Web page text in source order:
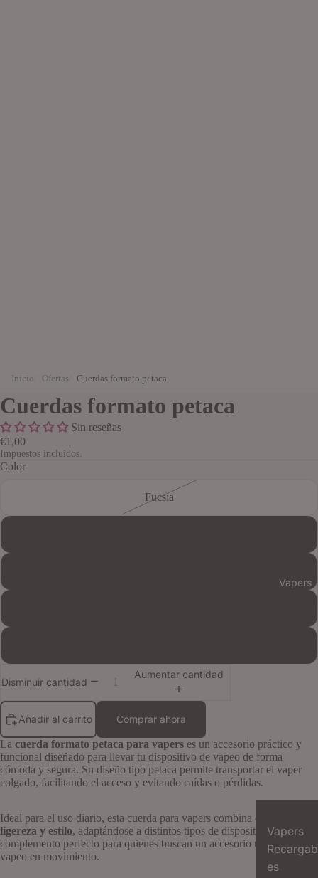
Vapers
Vapers
es
Inicio Ofertas Cuerdas formato petaca
Cuerdas formato petaca
Sin reseñas
€1,00
Impuestos incluidos.
Color
Fucsia
Disminuir cantidad
Aumentar cantidad
Añadir al carrito Comprar ahora
La cuerda formato petaca para vapers es un accesorio práctico y
funcional diseñado para llevar tu dispositivo de vapeo de forma
cómoda y segura. Su diseño tipo petaca permite transportar el vaper
colgado, facilitando el acceso y evitando caídas o pérdidas.
Ideal para el uso diario, esta cuerda para vapers combina comodidad,
ligereza y estilo, adaptándose a distintos tipos de dispositivos. Es el
complemento perfecto para quienes buscan un accesorio útil para su
vapeo en movimiento.